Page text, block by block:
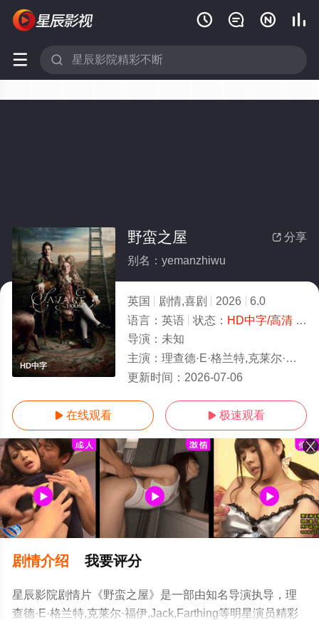
   
 
HD中字
 分享
野蛮之屋
别名：yemanzhiwu
英国 剧情,喜剧 2026
6.0
语言： 英语 状态： HD中字/高清- 免费在线观看
导演： 未知
主演： 理查德·E·格兰特,克莱尔·福伊,Jack,Farth
更新时间： 2026-07-06
 在线观看  极速观看
剧情介绍 我要评分
星辰影院剧情片《野蛮之屋》是一部由知名导演执导，理
查德·E·格兰特,克莱尔·福伊,Jack,Farthing等明星演员精彩